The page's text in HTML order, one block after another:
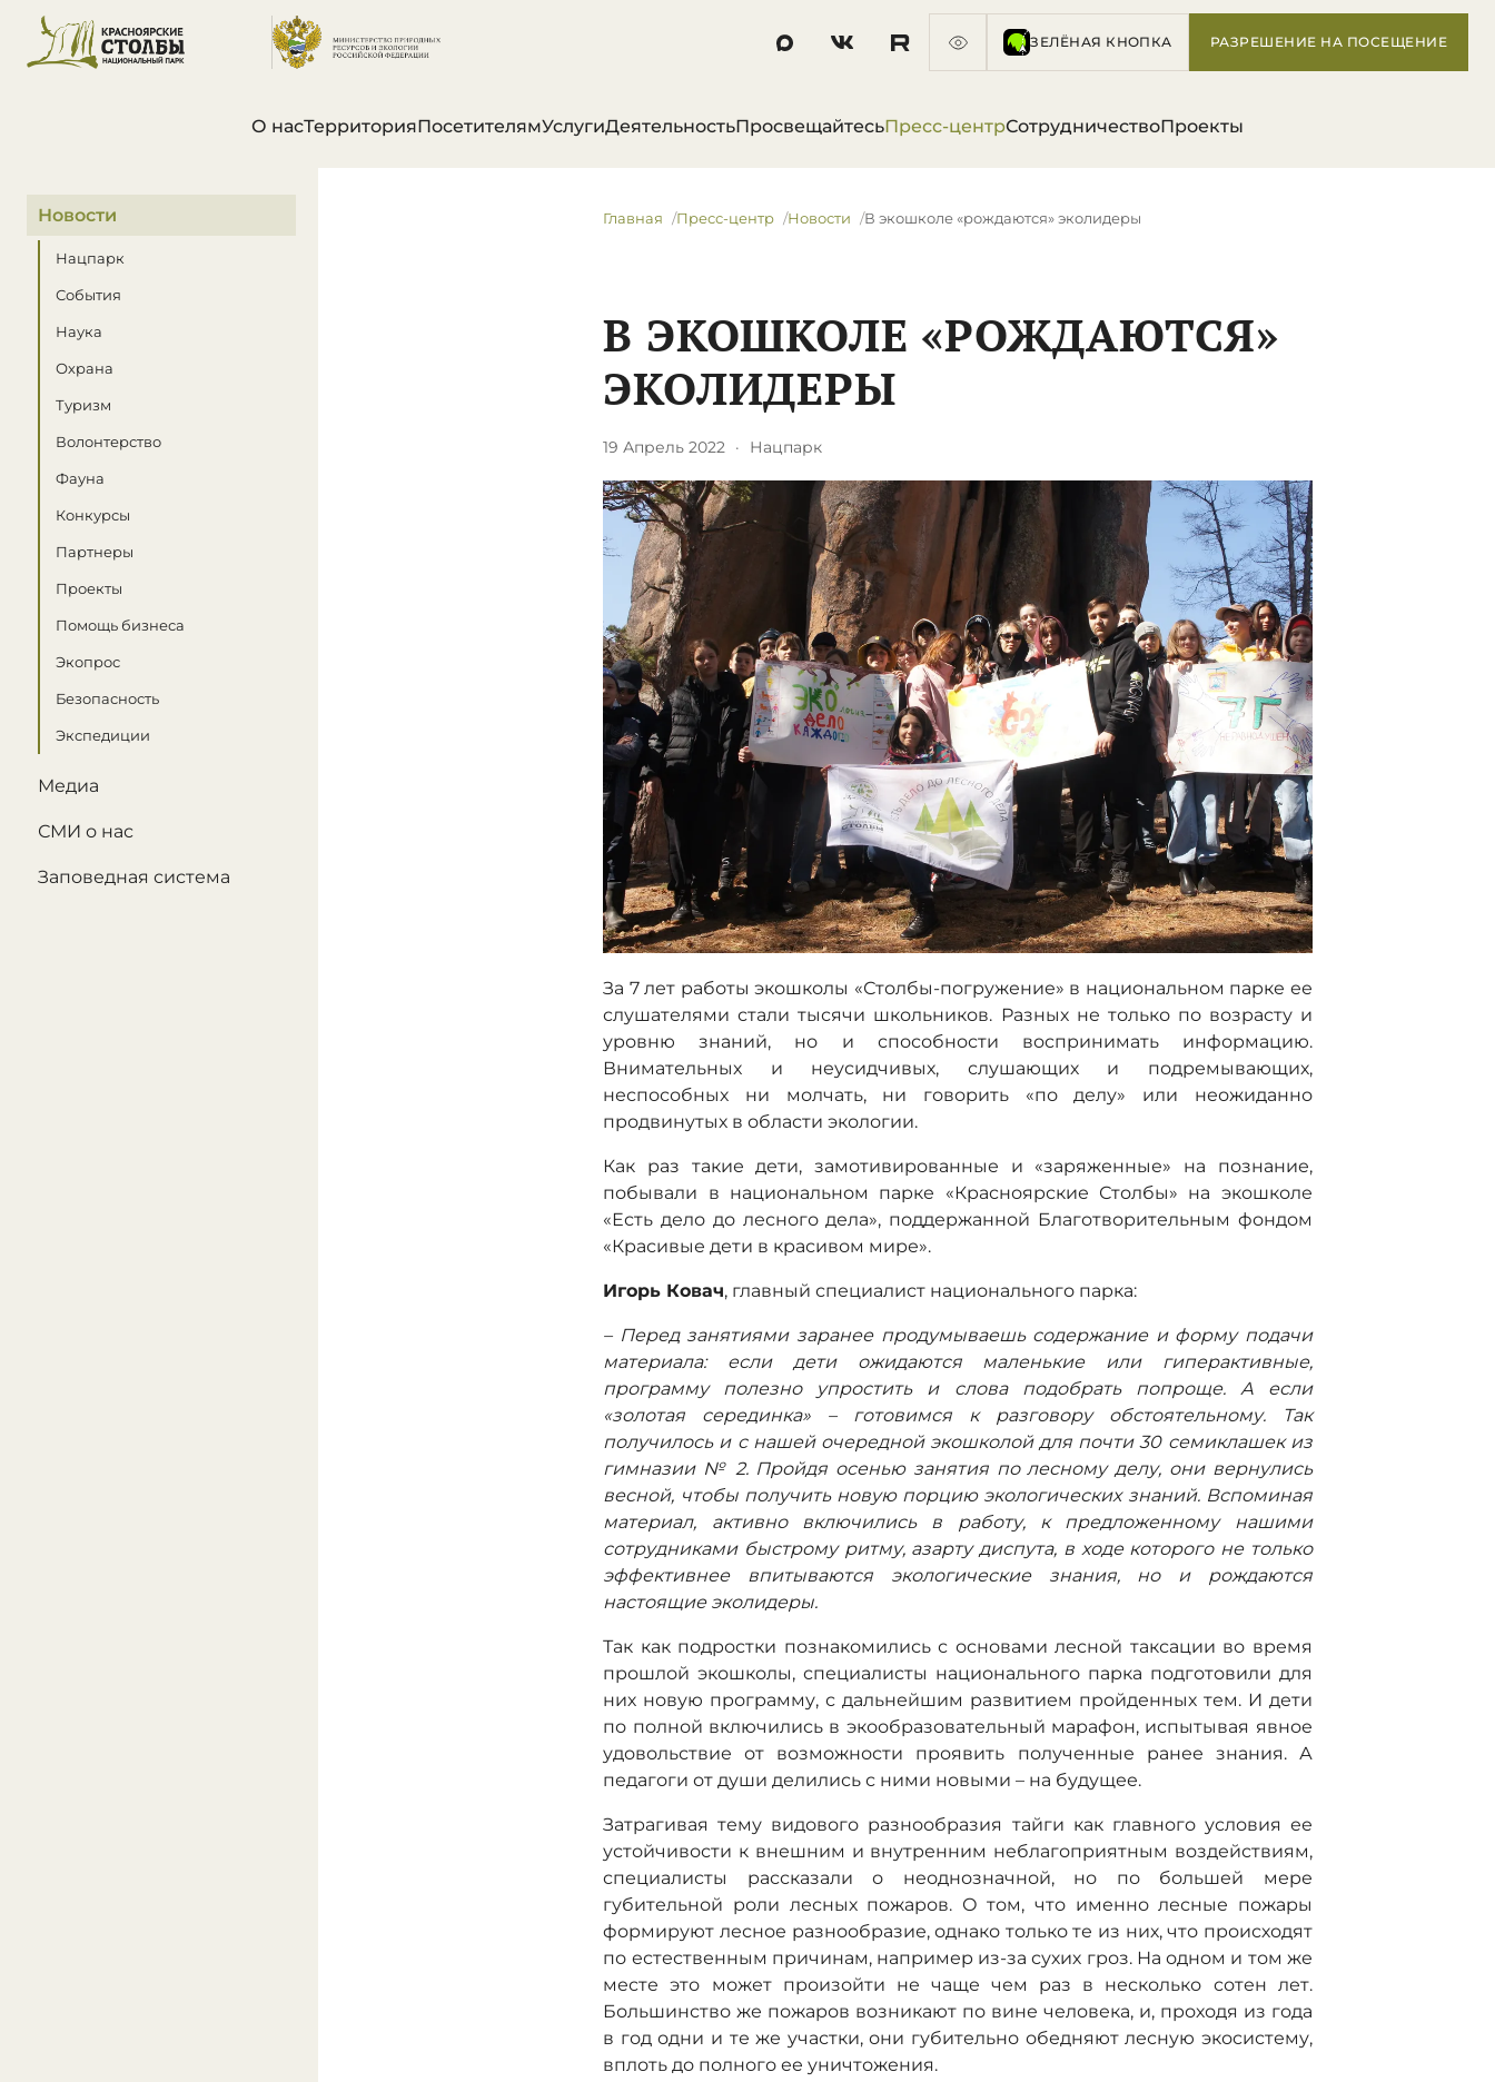
ЗЕЛЁНАЯ КНОПКА РАЗРЕШЕНИЕ НА ПОСЕЩЕНИЕ
О насТерриторияПосетителямУслугиДеятельностьПросвещайтесьПресс-центрСотрудничествоПроекты
В этом разделе
Новости
Нацпарк
События
Наука
Охрана
Туризм
Волонтерство
Фауна
Конкурсы
Партнеры
Проекты
Помощь бизнеса
Экопрос
Безопасность
Экспедиции
Медиа
СМИ о нас
Заповедная система
Главная Пресс-центр Новости В экошколе «рождаются» эколидеры
В ЭКОШКОЛЕ «РОЖДАЮТСЯ»
ЭКОЛИДЕРЫ
19 Апрель 2022 · Нацпарк
За 7 лет работы экошколы «Столбы-погружение» в национальном парке ее
слушателями стали тысячи школьников. Разных не только по возрасту и
уровню знаний, но и способности воспринимать информацию.
Внимательных и неусидчивых, слушающих и подремывающих,
неспособных ни молчать, ни говорить «по делу» или неожиданно
продвинутых в области экологии.
Как раз такие дети, замотивированные и «заряженные» на познание,
побывали в национальном парке «Красноярские Столбы» на экошколе
«Есть дело до лесного дела», поддержанной Благотворительным фондом
«Красивые дети в красивом мире».
Игорь Ковач, главный специалист национального парка:
– Перед занятиями заранее продумываешь содержание и форму подачи
материала: если дети ожидаются маленькие или гиперактивные,
программу полезно упростить и слова подобрать попроще. А если
«золотая серединка» – готовимся к разговору обстоятельному. Так
получилось и с нашей очередной экошколой для почти 30 семиклашек из
гимназии № 2. Пройдя осенью занятия по лесному делу, они вернулись
весной, чтобы получить новую порцию экологических знаний. Вспоминая
материал, активно включились в работу, к предложенному нашими
сотрудниками быстрому ритму, азарту диспута, в ходе которого не только
эффективнее впитываются экологические знания, но и рождаются
настоящие эколидеры.
Так как подростки познакомились с основами лесной таксации во время
прошлой экошколы, специалисты национального парка подготовили для
них новую программу, с дальнейшим развитием пройденных тем. И дети
по полной включились в экообразовательный марафон, испытывая явное
удовольствие от возможности проявить полученные ранее знания. А
педагоги от души делились с ними новыми – на будущее.
Затрагивая тему видового разнообразия тайги как главного условия ее
устойчивости к внешним и внутренним неблагоприятным воздействиям,
специалисты рассказали о неоднозначной, но по большей мере
губительной роли лесных пожаров. О том, что именно лесные пожары
формируют лесное разнообразие, однако только те из них, что происходят
по естественным причинам, например из-за сухих гроз. На одном и том же
месте это может произойти не чаще чем раз в несколько сотен лет.
Большинство же пожаров возникают по вине человека, и, проходя из года
в год одни и те же участки, они губительно обедняют лесную экосистему,
вплоть до полного ее уничтожения.